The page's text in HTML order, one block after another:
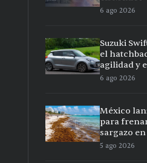
6 ago 2026
Suzuki
el
agilidad y
6 ago 2026
México
para
sargazo
5 ago 2026